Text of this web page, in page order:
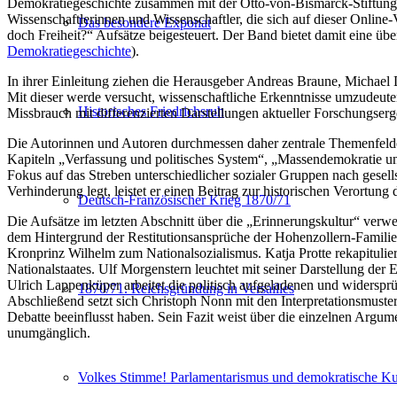
Das besondere Exponat
Historisches Friedrichsruh
Deutsch-Französischer Krieg 1870/71
1870/71. Reichsgründung in Versailles
Volkes Stimme! Parlamentarismus und demokratische
Wissenschaftlerinnen und Wissenschaftler, die sich auf dieser
doch Freiheit?“ Aufsätze beigesteuert. Der Band bietet damit eine
Demokratiegeschichte).
In ihrer Einleitung ziehen die Herausgeber Andreas Braune,
Mit dieser werde versucht, wissenschaftliche Erkenntnisse
Missbrauch mit differenzierten Darstellungen aktueller
Die Autorinnen und Autoren durchmessen daher zentrale
Kapiteln „Verfassung und politisches System“, „Massendemokratie
Fokus auf das Streben unterschiedlicher sozialer Gruppen nach
Verhinderung legt, leistet er einen Beitrag zur historischen
Die Aufsätze im letzten Abschnitt über die „Erinnerungskultur“
dem Hintergrund der Restitutionsansprüche der Hohenzollern-
Kronprinz Wilhelm zum Nationalsozialismus. Katja Protte
Nationalstaates. Ulf Morgenstern leuchtet mit seiner Darstellung
Ulrich Lappenküper arbeitet die politisch aufgeladenen und
Abschließend setzt sich Christoph Nonn mit den
Debatte beeinflusst haben. Sein Fazit weist über die einzelnen
unumgänglich.